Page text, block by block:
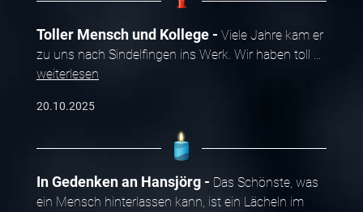
Toller Mensch und Kollege
Viele Jahre kam er
zu uns nach Sindelfingen ins Werk. Wir haben toll
weiterlesen
20.10.2025
In Gedenken an Hansjörg
Das Schönste, was
ein Mensch hinterlassen kann, ist ein Lächeln im